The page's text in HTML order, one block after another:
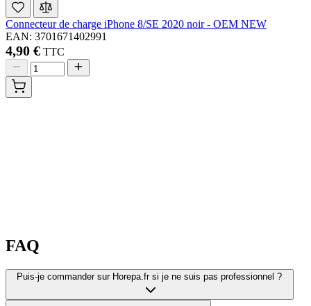
Connecteur de charge iPhone 8/SE 2020 noir - OEM NEW
EAN: 3701671402991
4,90 € TTC
FAQ
Puis-je commander sur Horepa.fr si je ne suis pas professionnel ?